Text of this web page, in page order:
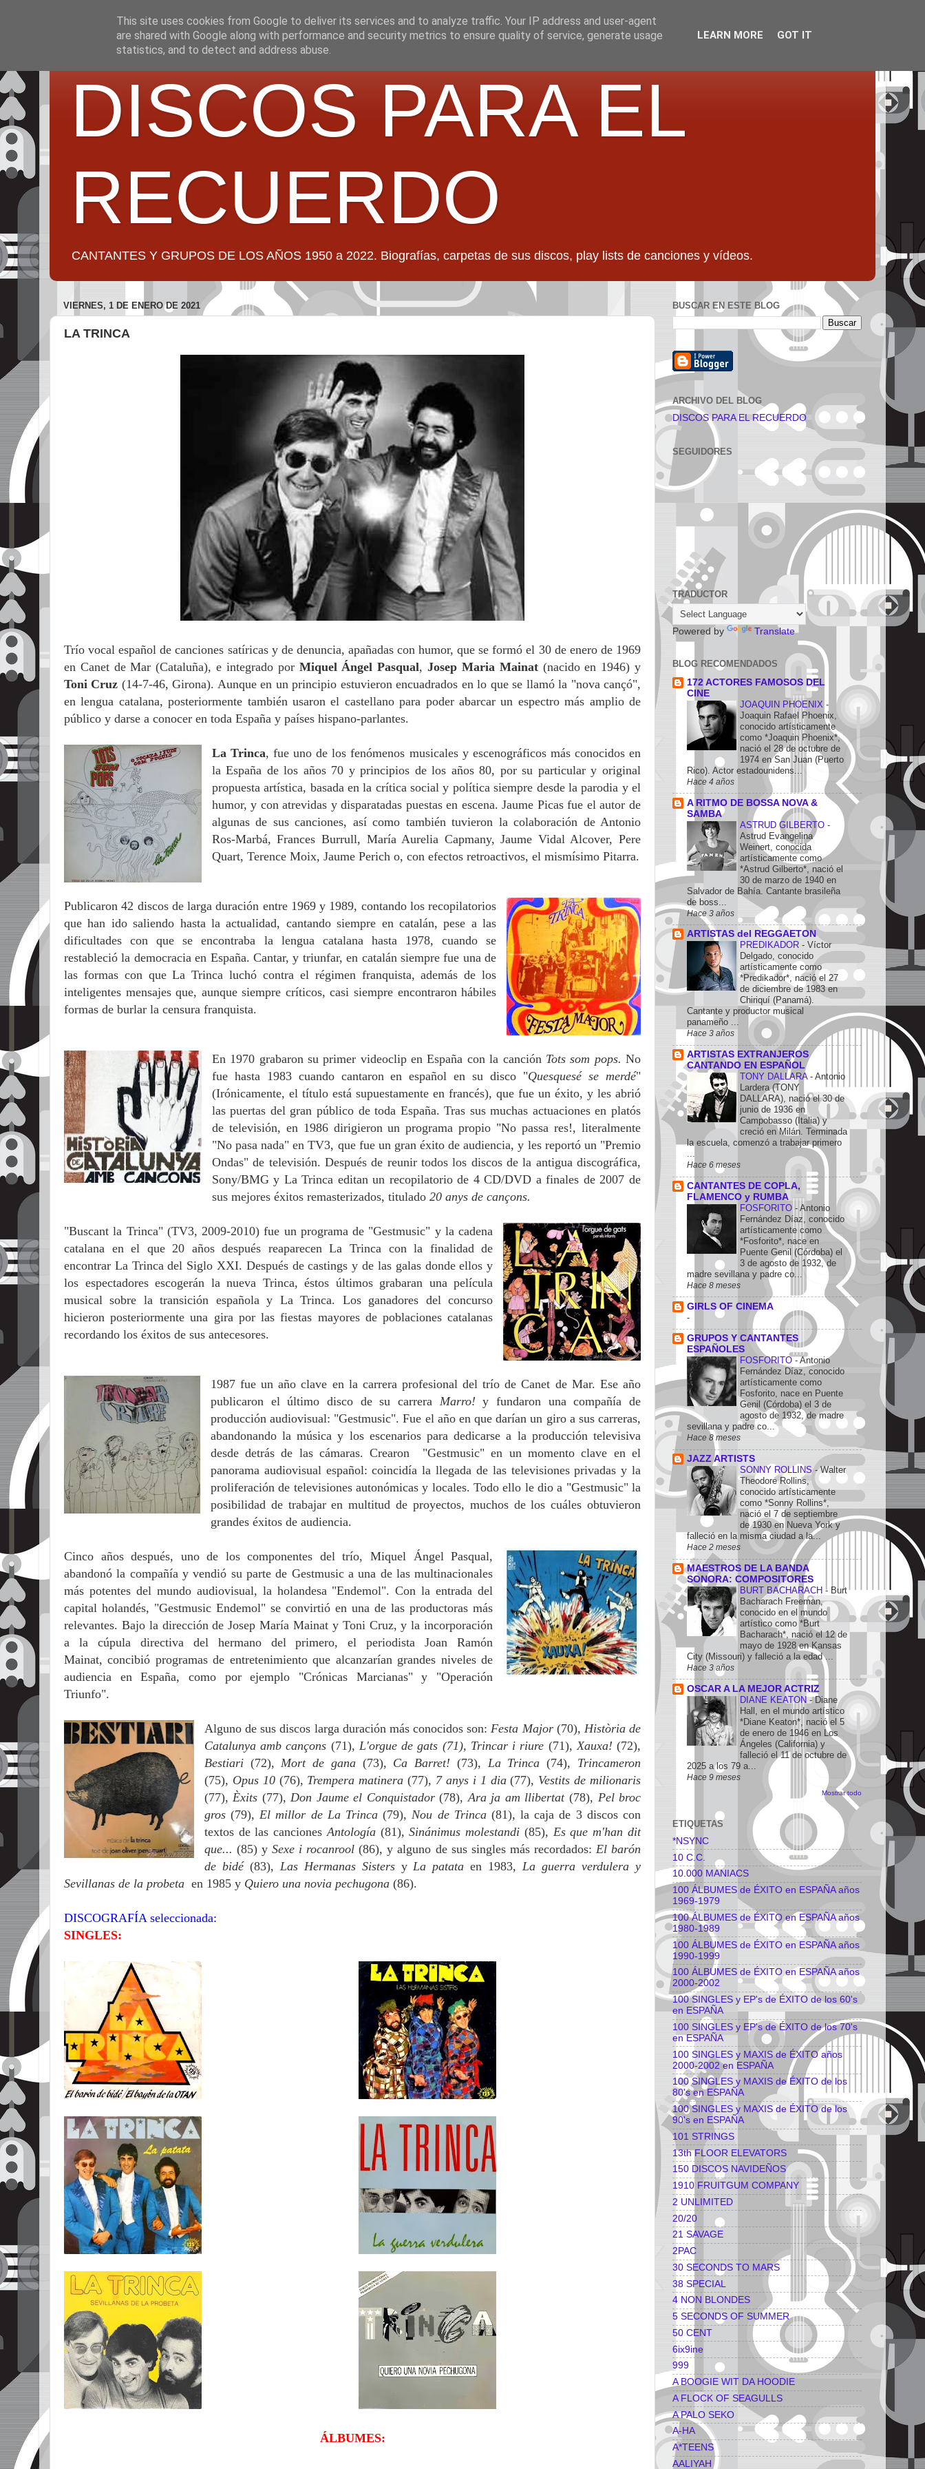
DISCOS PARA EL
RECUERDO
CANTANTES Y GRUPOS DE LOS AÑOS 1950 a 2022. Biografías, carpetas de sus discos, play lists de canciones y vídeos.
VIERNES, 1 DE ENERO DE 2021
LA TRINCA
Trío vocal español de canciones satíricas y de denuncia, apañadas con humor, que se formó el 30 de enero de 1969
en Canet de Mar (Cataluña), e integrado por Miquel Ángel Pasqual,Josep Maria Mainat(nacido en 1946) y
Toni Cruz (14-7-46, Girona). Aunque en un principio estuvieron encuadrados en lo que se llamó la "nova cançó",
en lengua catalana, posteriormente también usaron el castellano para poder abarcar un espectro más amplio de
público y darse a conocer en toda España y países hispano-parlantes.
La Trinca, fueuno de los fenómenos musicales y escenográficos más conocidos en
la España de los años 70 y principios de los años 80, por su particular y original
propuesta artística, basada en la crítica social y política siempre desde la parodia y el
humor, y con atrevidas y disparatadas puestas en escena. Jaume Picasfue el autor de
algunas de sus canciones, así como también tuvieron la colaboración de Antonio
Ros-Marbá, Frances Burrull, María Aurelia Capmany, Jaume Vidal Alcover, Pere
Quart, Terence Moix, Jaume Perich o, con efectos retroactivos, el mismísimo Pitarra.
Publicaron 42 discos de larga duración entre 1969 y 1989, contando los recopilatorios
que han ido saliendo hasta la actualidad, cantando siempre en catalán, pese a las
dificultades con que se encontraba la lengua catalana hasta 1978, cuando se
restableció la democracia en España. Cantar, y triunfar, en catalán siempre fue una de
las formas con que La Trinca luchó contra el régimen franquista, además de los
inteligentes mensajes que, aunque siempre críticos, casi siempre encontraron hábiles
formas de burlar la censura franquista.
En 1970 grabaron su primer videoclip en España con la canción Tots som pops. No
fue hasta 1983cuando cantaron en español en su disco "Quesquesé se merdé"
(Irónicamente, el título está supuestamente en francés), que fue un éxito, y les abrió
las puertas del gran público de toda España. Tras sus muchas actuaciones en platós
de televisión, en 1986 dirigieron un programa propio "No passa res!, literalmente
"No pasa nada" en TV3, que fue un gran éxito de audiencia, y les reportó un "Premio
Ondas"de televisión. Después de reunir todos los discos de la antigua discográfica,
Sony/BMG y La Trinca editan un recopilatorio de 4 CD/DVD a finales de 2007 de
sus mejores éxitos remasterizados, titulado 20 anys de cançons.
"Buscant la Trinca" (TV3, 2009-2010) fue un programa de "Gestmusic" y la cadena
catalana en el que 20 años después reaparecen La Trinca con la finalidad de
encontrar La Trinca del Siglo XXI. Después de castings y de las galas donde ellos y
los espectadores escogerán la nueva Trinca, éstos últimos grabaran una película
musical sobre la transición española y La Trinca. Los ganadores del concurso
hicieron posteriormente una gira por las fiestas mayores de poblaciones catalanas
recordando los éxitos de sus antecesores.
1987 fue un año clave en la carrera profesional del trío de Canet de Mar. Ese año
publicaron el último disco de su carrera Marro!y fundaron una compañía de
producción audiovisual: "Gestmusic". Fue el año en que darían un giro a sus carreras,
abandonando la música y los escenarios para dedicarse a la producción televisiva
desde detrás de las cámaras.Crearon "Gestmusic"en un momento clave en el
panorama audiovisual español: coincidía la llegada de las televisiones privadas y la
proliferación de televisiones autonómicas y locales. Todo ello le dio a "Gestmusic" la
posibilidad de trabajar en multitud de proyectos, muchos de los cuáles obtuvieron
grandes éxitos de audiencia.
Cinco años después, uno de los componentes del trío, Miquel Ángel Pasqual,
abandonó la compañía y vendió su parte de Gestmusic a una de las multinacionales
más potentes del mundo audiovisual, la holandesa "Endemol".Con la entrada del
capital holandés, "Gestmusic Endemol"se convirtió en una de las productoras más
relevantes. Bajo la dirección de Josep María Mainat y Toni Cruz, y la incorporación
a la cúpula directiva del hermano del primero, el periodista Joan Ramón
Mainat,concibió programas de entretenimiento que alcanzarían grandes niveles de
audiencia en España, como por ejemplo "Crónicas Marcianas" y "Operación
Triunfo".
Alguno de sus discos larga duración más conocidos son: Festa Major (70), Història de
Catalunya amb cançons (71), L'orgue de gats (71), Trincar i riure (71), Xauxa!(72),
Bestiari (72), Mort de gana (73), Ca Barret! (73), La Trinca(74), Trincameron
(75), Opus 10 (76), Trempera matinera(77), 7 anys i 1 dia(77), Vestits de milionaris
(77), Èxits (77), Don Jaume el Conquistador(78), Ara ja am llibertat (78), Pel broc
gros(79), El millor de La Trinca(79), Nou de Trinca (81), la caja de 3 discos con
textos de las canciones Antología (81),Sinánimus molestandi (85), Es que m'han dit
que... (85) ySexe i rocanrool(86), y alguno de sus singles más recordados: El barón
de bidé (83), Las Hermanas Sistersy La patataen 1983, La guerra verdulera y
Sevillanas de la probeta en 1985 y Quiero una novia pechugona (86).
DISCOGRAFÍA seleccionada:
SINGLES:
ÁLBUMES:
BUSCAR EN ESTE BLOG
ARCHIVO DEL BLOG
DISCOS PARA EL RECUERDO
SEGUIDORES
TRADUCTOR
Powered by Translate
BLOG RECOMENDADOS
172 ACTORES FAMOSOS DEL
CINE
JOAQUIN PHOENIX -
Joaquin Rafael Phoenix,
conocido artísticamente
como *Joaquin Phoenix*,
nació el 28 de octubre de
1974 en San Juan (Puerto
Rico). Actor estadounidens...
Hace 4 años
A RITMO DE BOSSA NOVA &
SAMBA
ASTRUD GILBERTO -
Astrud Evangelina
Weinert, conocida
artísticamente como
*Astrud Gilberto*, nació el
30 de marzo de 1940 en
Salvador de Bahía. Cantante brasileña
de boss...
Hace 3 años
ARTISTAS del REGGAETON
PREDIKADOR - Víctor
Delgado, conocido
artísticamente como
*Predikador*, nació el 27
de diciembre de 1983 en
Chiriquí (Panamá).
Cantante y productor musical
panameño ...
Hace 3 años
ARTISTAS EXTRANJEROS
CANTANDO EN ESPAÑOL
TONY DALLARA - Antonio
Lardera (TONY
DALLARA), nació el 30 de
junio de 1936 en
Campobasso (Italia) y
creció en Milán. Terminada
la escuela, comenzó a trabajar primero
...
Hace 6 meses
CANTANTES DE COPLA,
FLAMENCO y RUMBA
FOSFORITO - Antonio
Fernández Díaz, conocido
artísticamente como
*Fosforito*, nace en
Puente Genil (Córdoba) el
3 de agosto de 1932, de
madre sevillana y padre co...
Hace 8 meses
GIRLS OF CINEMA
-
GRUPOS Y CANTANTES
ESPAÑOLES
FOSFORITO-Antonio
Fernández Díaz, conocido
artísticamente como
Fosforito, nace en Puente
Genil (Córdoba) el 3 de
agosto de 1932, de madre
sevillana y padre co...
Hace 8 meses
JAZZ ARTISTS
SONNY ROLLINS-Walter
Theodore Rollins,
conocido artísticamente
como *Sonny Rollins*,
nació el 7 de septiembre
de 1930 en Nueva York y
falleció en la misma ciudad a la...
Hace 2 meses
MAESTROS DE LA BANDA
SONORA: COMPOSITORES
BURT BACHARACH - Burt
Bacharach Freeman,
conocido en el mundo
artístico como *Burt
Bacharach*, nació el 12 de
mayo de 1928 en Kansas
City (Missouri) y falleció a la edad ...
Hace 3 años
OSCAR A LA MEJOR ACTRIZ
DIANE KEATON-Diane
Hall, en el mundo artístico
*Diane Keaton*, nació el 5
de enero de 1946 en Los
Ángeles (California) y
falleció el 11 de octubre de
2025 a los 79 a...
Hace 9 meses
Mostrar todo
ETIQUETAS
*NSYNC
10 C.C.
10.000 MANIACS
100 ÁLBUMES de ÉXITO en ESPAÑA años
1969-1979
100 ÁLBUMES de ÉXITO en ESPAÑA años
1980-1989
100 ÁLBUMES de ÉXITO en ESPAÑA años
1990-1999
100 ÁLBUMES de ÉXITO en ESPAÑA años
2000-2002
100 SINGLES y EP's de ÉXITO de los 60's
en ESPAÑA
100 SINGLES y EP's de ÉXITO de los 70's
en ESPAÑA
100 SINGLES y MAXIS de ÉXITO años
2000-2002 en ESPAÑA
100 SINGLES y MAXIS de ÉXITO de los
80's en ESPAÑA
100 SINGLES y MAXIS de ÉXITO de los
90's en ESPAÑA
101 STRINGS
13th FLOOR ELEVATORS
150 DISCOS NAVIDEÑOS
1910 FRUITGUM COMPANY
2 UNLIMITED
20/20
21 SAVAGE
2PAC
30 SECONDS TO MARS
38 SPECIAL
4 NON BLONDES
5 SECONDS OF SUMMER
50 CENT
6ix9ine
999
A BOOGIE WIT DA HOODIE
A FLOCK OF SEAGULLS
A PALO SEKO
A-HA
A*TEENS
AALIYAH
This site uses cookies from Google to deliver its services and to analyze traffic. Your IP address and user-agent
are shared with Google along with performance and security metrics to ensure quality of service, generate usage
statistics, and to detect and address abuse.
LEARN MORE GOT IT